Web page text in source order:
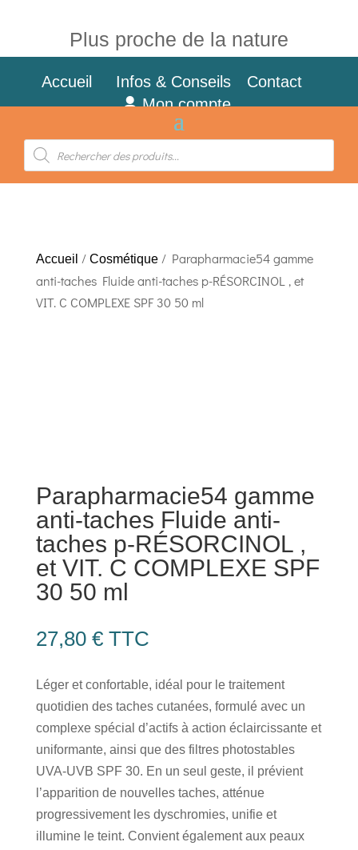
Plus proche de la nature
Accueil Infos & Conseils
Contact
Mon compte
Recherche
produits
Accueil / Cosmétique/ Parapharmacie54 gamme
anti-taches Fluide anti-taches p-RÉSORCINOL , et
VIT. C COMPLEXE SPF 30 50 ml
Parapharmacie54 gamme
anti-taches Fluide anti-
taches p-RÉSORCINOL ,
et VIT. C COMPLEXE SPF
30 50 ml
27,80 € TTC
​Léger et confortable, idéal pour le traitement
quotidien des taches cutanées, formulé avec un
complexe spécial d’actifs à action éclaircissante et
uniformante, ainsi que des filtres photostables
UVA-UVB SPF 30. En un seul geste, il prévient
l’apparition de nouvelles taches, atténue
progressivement les dyschromies, unifie et
illumine le teint. Convient également aux peaux